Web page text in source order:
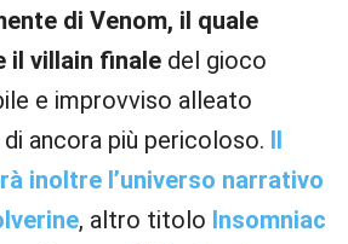
di Venom, il quale
il villain finale del gioco
e improvviso alleato
ancora più pericoloso. Il
inoltre l’universo narrativo
, altro titolo Insomniac